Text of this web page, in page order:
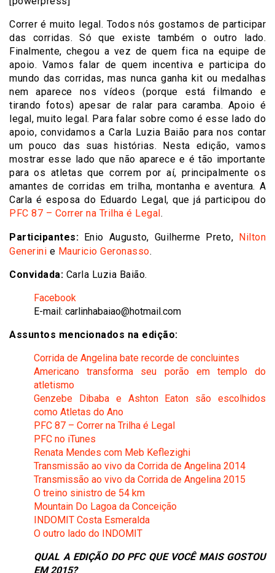
Correr é muito legal. Todos nós gostamos de participar
das corridas. Só que existe também o outro lado.
Finalmente, chegou a vez de quem fica na equipe de
apoio. Vamos falar de quem incentiva e participa do
mundo das corridas, mas nunca ganha kit ou medalhas
nem aparece nos vídeos (porque está filmando e
tirando fotos) apesar de ralar para caramba. Apoio é
legal, muito legal. Para falar sobre como é esse lado do
apoio, convidamos a Carla Luzia Baião para nos contar
um pouco das suas histórias. Nesta edição, vamos
mostrar esse lado que não aparece e é tão importante
para os atletas que correm por aí, principalmente os
amantes de corridas em trilha, montanha e aventura. A
Carla é esposa do Eduardo Legal, que já participou do
PFC 87 – Correr na Trilha é Legal.
Participantes: Enio Augusto, Guilherme Preto, Nilton
Generini e Mauricio Geronasso.
Convidada: Carla Luzia Baião.
Facebook
E-mail: carlinhabaiao@hotmail.com
Assuntos mencionados na edição:
Corrida de Angelina bate recorde de concluintes
Americano transforma seu porão em templo do
atletismo
Genzebe Dibaba e Ashton Eaton são escolhidos
como Atletas do Ano
PFC 87 – Correr na Trilha é Legal
PFC no iTunes
Renata Mendes com Meb Keflezighi
Transmissão ao vivo da Corrida de Angelina 2014
Transmissão ao vivo da Corrida de Angelina 2015
O treino sinistro de 54 km
Mountain Do Lagoa da Conceição
INDOMIT Costa Esmeralda
O outro lado do INDOMIT
QUAL A EDIÇÃO DO PFC QUE VOCÊ MAIS GOSTOU
EM 2015?